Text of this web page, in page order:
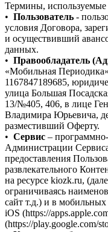
Термины,
• Пользователь -
условия Договора,
и осуществивший
данных.
• Правообладатель
«Мобильная
1167847189685,
улица Большая
13/№405, 406, в лице
Владимира Юрьевича,
разместивший Оферту.
• Сервис –
Администрации
предоставления
развлекательного
на ресурсе kiozk.ru,
ограничиваясь
сайт т.д.) и в
iOS (https://
(https://play.google.com/